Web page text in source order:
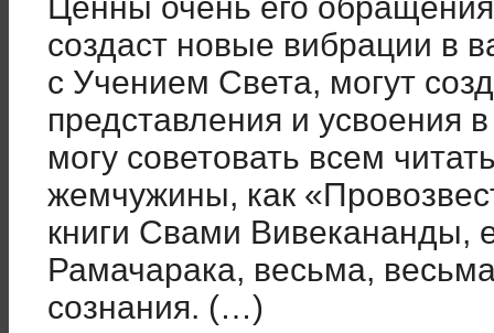
создаст новые вибрации в
с Учением Света, могут
представления и усвоения
могу советовать всем
жемчужины, как
книги Свами Вивекананды,
Рамачарака, весьма,
сознания. (…)